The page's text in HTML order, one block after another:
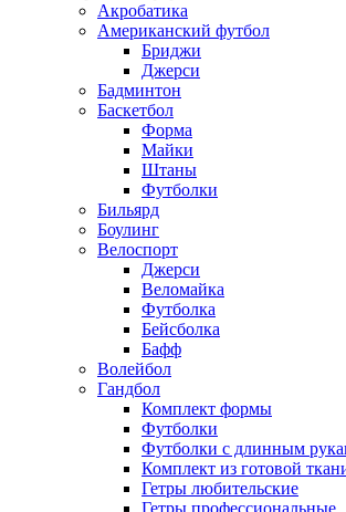
Акробатика
Американский футбол
Бриджи
Джерси
Бадминтон
Баскетбол
Форма
Майки
Штаны
Футболки
Бильярд
Боулинг
Велоспорт
Джерси
Веломайка
Футболка
Бейсболка
Бафф
Волейбол
Гандбол
Комплект формы
Футболки
Футболки с длинным
Комплект из готовой
Гетры любительские
Гетры профессиональные